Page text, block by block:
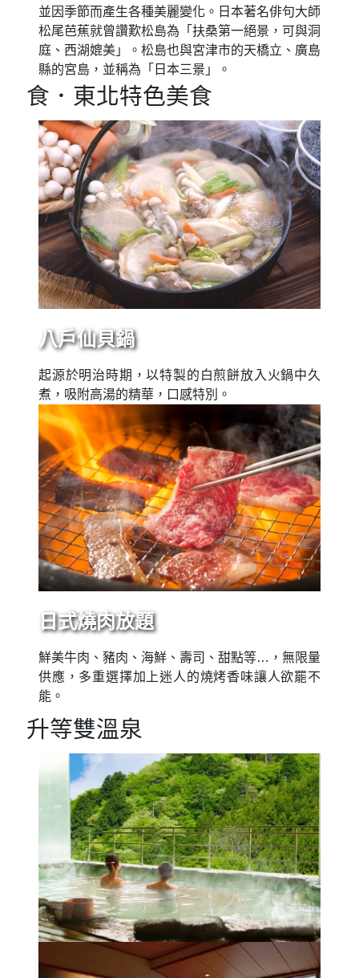
並因季節而產生各種美麗變化。日本著名俳句大師
松尾芭蕉就曾讚歎松島為「扶桑第一絕景，可與洞
庭、西湖媲美」。松島也與宮津市的天橋立、廣島
縣的宮島，並稱為「日本三景」。
食．東北特色美食
八戶仙貝鍋
起源於明治時期，以特製的白煎餅放入火鍋中久
煮，吸附高湯的精華，口感特別。
日式燒肉放題
鮮美牛肉、豬肉、海鮮、壽司、甜點等…，無限量
供應，多重選擇加上迷人的燒烤香味讓人欲罷不
能。
升等雙溫泉